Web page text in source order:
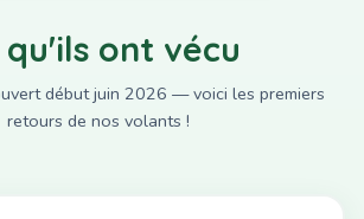
qu'ils ont vécu
début juin 2026 — voici les premiers
retours de nos volants !